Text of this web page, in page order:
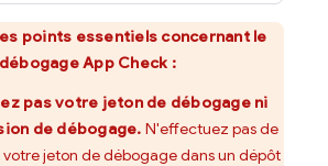
points essentiels concernant le
App Check :
pas votre jeton de débogage ni
de débogage. N'effectuez pas de
jeton de débogage dans un dépôt